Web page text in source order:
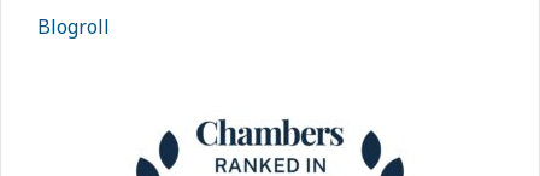
Blogroll